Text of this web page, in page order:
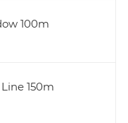
100m
150m